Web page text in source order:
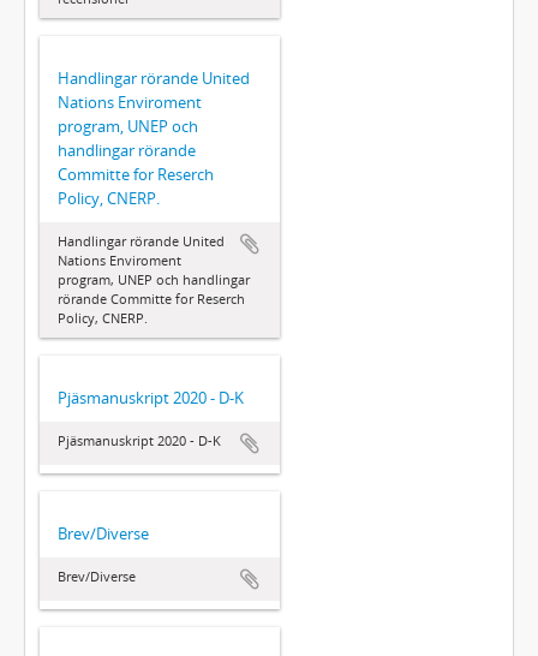
Handlingar rörande United
Nations Enviroment
program, UNEP och
handlingar rörande
Committe for Reserch
Policy, CNERP.
Handlingar rörande United
Nations Enviroment
program, UNEP och handlingar
rörande Committe for Reserch
Policy, CNERP.
Pjäsmanuskript 2020 - D-K
Pjäsmanuskript 2020 - D-K
Brev/Diverse
Brev/Diverse